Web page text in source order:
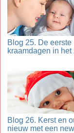
Blog 25. De eerste
kraamdagen in
Blog 26. Kerst en
nieuw met een